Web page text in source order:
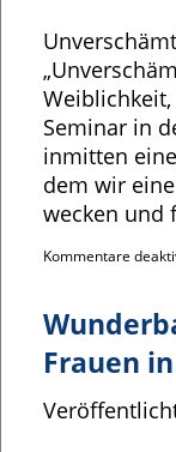
Seminar in
inmitten
dem wir
wecken und
Kommentare
Frauen